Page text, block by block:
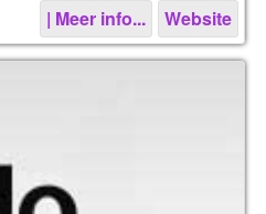
Website
| Meer info...